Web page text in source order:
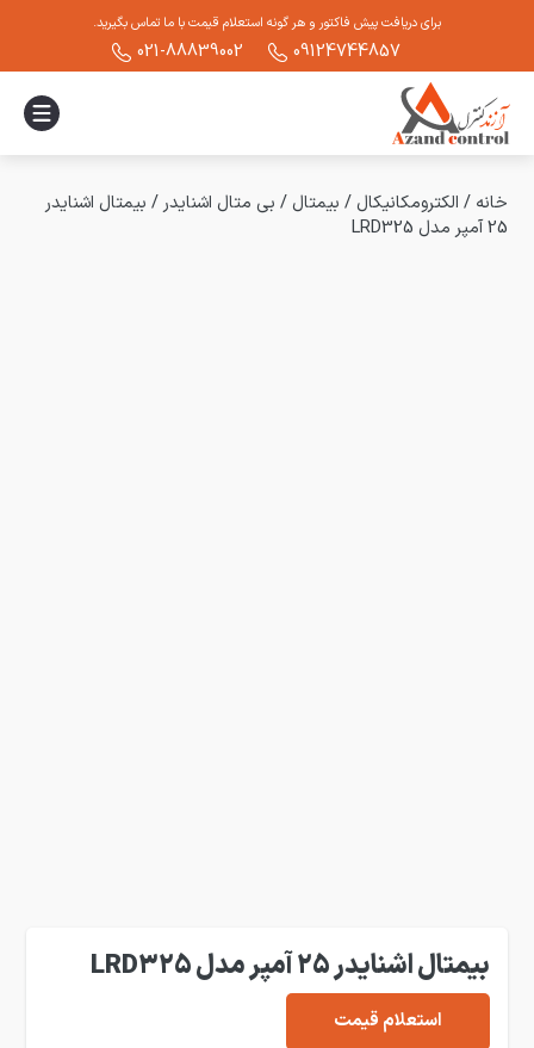
برای دریافت پیش فاکتور و هر گونه استعلام قیمت با ما تماس بگیرید.
09124744857
021-88839002
خانه / الکترومکانیکال / بیمتال / بی متال اشنایدر / بیمتال اشنایدر
25 آمپر مدل LRD325
بیمتال اشنایدر 25 آمپر مدل LRD325
استعلام قیمت